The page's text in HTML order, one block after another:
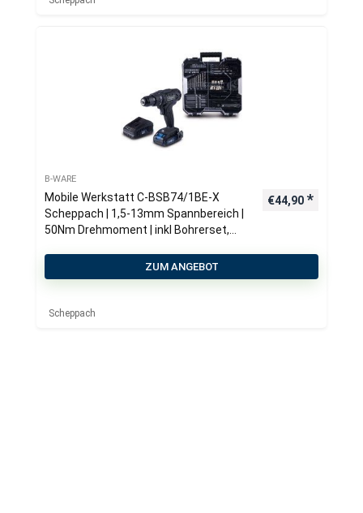
B-WARE
Mobile Werkstatt C-BSB74/1BE-X
Scheppach | 1,5-13mm Spannbereich |
50Nm Drehmoment | inkl Bohrerset,
€44,90
ZUM ANGEBOT
Scheppach